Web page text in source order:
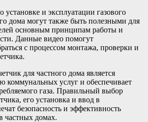
и эксплуатации газового
дома могут также быть полезными для
основным принципам работы и
Данные видео помогут
с процессом монтажа, проверки и
для частного дома является
коммунальных услуг и обеспечивает
газа. Правильный выбор
его установка и ввод в
безопасность и эффективность
частных домах.